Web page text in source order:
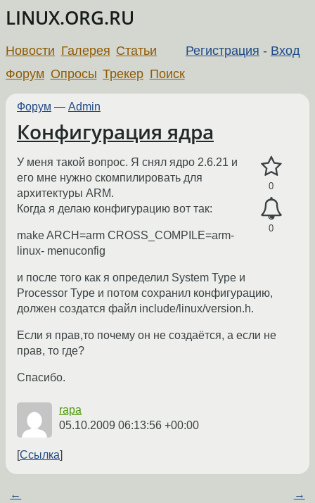
LINUX.ORG.RU
Регистрация - Вход
Новости Галерея Статьи
Форум Опросы Трекер Поиск
Форум — Admin
Конфигурация ядра
0
0
У меня такой вопрос. Я снял ядро 2.6.21 и
его мне нужно скомпилировать для
архитектуры ARM.
Когда я делаю конфигурацию вот так:
make ARCH=arm CROSS_COMPILE=arm-
linux- menuconfig
и после того как я определил System Type и
Processor Type и потом сохранил конфигурацию,
должен создатся файл include/linux/version.h.
Если я прав,то почему он не создаётся, а если не
прав, то где?
Спасибо.
rapa
05.10.2009 06:13:56 +00:00
Ссылка
← →